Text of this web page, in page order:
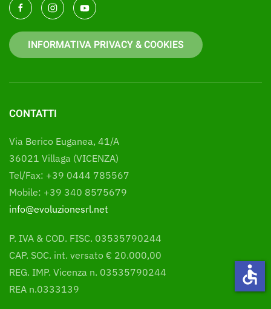
INFORMATIVA PRIVACY & COOKIES
CONTATTI
Via Berico Euganea, 41/A
36021 Villaga (VICENZA)
Tel/Fax: +39 0444 785567
Mobile: +39 340 8575679
info@evoluzionesrl.net
P. IVA & COD. FISC. 03535790244
CAP. SOC. int. versato € 20.000,00
REG. IMP. Vicenza n. 03535790244
REA n.0333139
accessible